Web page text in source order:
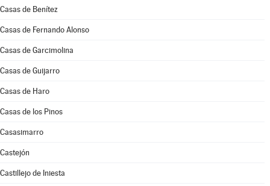
Casas de Benítez
Casas de Fernando Alonso
Casas de Garcimolina
Casas de Guijarro
Casas de Haro
Casas de los Pinos
Casasimarro
Castejón
Castillejo de Iniesta